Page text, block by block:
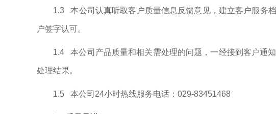
1.3 本公司认真听取客户质量信息反馈意见，建立客户服务
户签字认可。
1.4 本公司产品质量和相关需处理的问题，一经接到客户通
处理结果。
1.5 本公司24小时热线服务电话：029-83451468